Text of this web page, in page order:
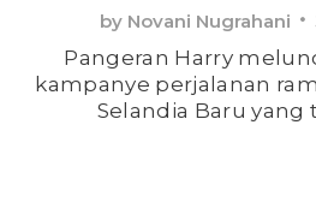
by Novani Nugrahani
Pangeran Harry
kampanye perjalanan
Selandia Baru yang